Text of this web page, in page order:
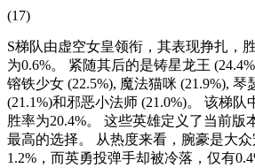
(17)
S梯队由虚空女皇领衔，其表现挣扎，
为0.6%。 紧随其后的是铸星龙王
镕铁少女 (22.5%), 魔法猫咪 (21.9%), 琴
(21.1%)和邪恶小法师 (21.0%)。 该梯队
胜率为20.4%。 这些英雄定义了当前版
最高的选择。 从热度来看，腕豪是大
1.2%，而英勇投弹手却被冷落，仅有